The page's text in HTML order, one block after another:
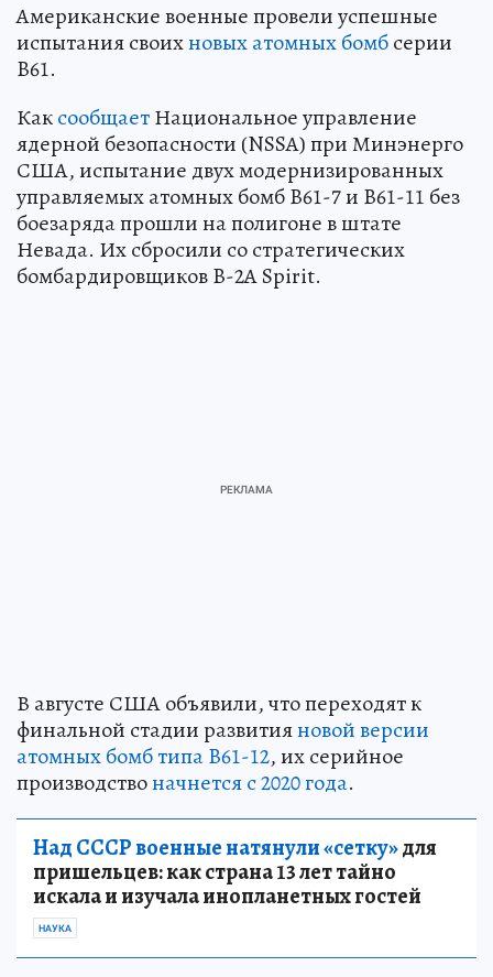
Американские военные провели успешные
испытания своихновых атомных бомбсерии
B61.
КаксообщаетНациональное управление
ядерной безопасности (NSSA) при Минэнерго
США, испытание двух модернизированных
управляемых атомных бомб B61-7 и B61-11 без
боезаряда прошли на полигоне в штате
Невада. Их сбросили со стратегических
бомбардировщиков B-2A Spirit.
В августе США объявили, что переходят к
финальной стадии развитияновой версии
атомных бомб типа B61-12, их серийное
производствоначнется с 2020 года.
Над СССР военные натянули «сетку»для
пришельцев: как страна 13 лет тайно
искала и изучала инопланетных гостей
НАУКА